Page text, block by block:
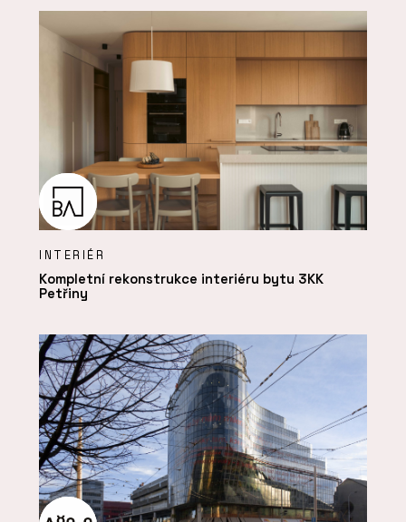
INTERIÉR
Kompletní rekonstrukce interiéru bytu 3KK
Petřiny